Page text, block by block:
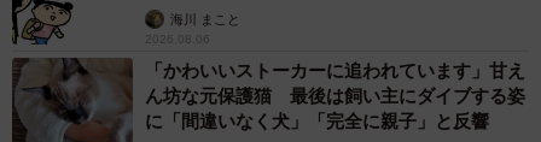
海川 まこと
2026.08.06
「かわいいストーカーに追われています」甘え
ん坊な元保護猫 最後は飼い主にダイブする姿
に「間違いなく犬」「完全に親子」と反響